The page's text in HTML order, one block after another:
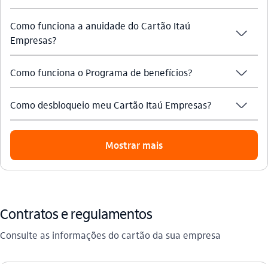
Como funciona a anuidade do Cartão Itaú
Empresas?
seta_baixo
Como funciona o Programa de benefícios? seta_baixo
Como desbloqueio meu Cartão Itaú Empresas? seta_baixo
Mostrar mais
Contratos e regulamentos
Consulte as informações do cartão da sua empresa